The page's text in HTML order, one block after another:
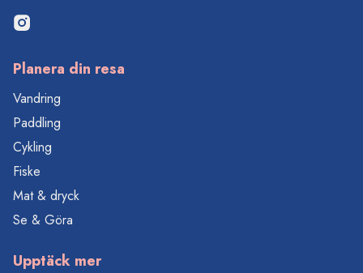
Planera din resa
Vandring
Paddling
Cykling
Fiske
Mat & dryck
Se & Göra
Upptäck mer